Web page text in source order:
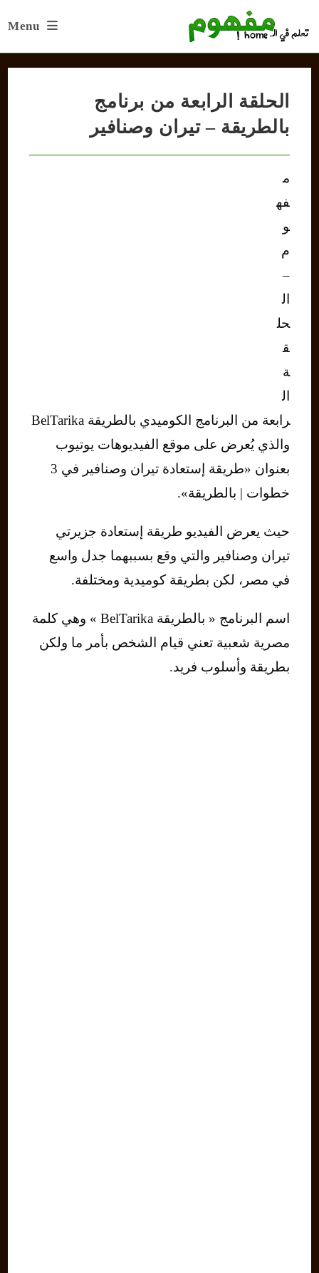
Menu
الحلقة الرابعة من برنامج
بالطريقة – تيران وصنافير
م
فه
و
م
–
ال
حل
ق
ة
ال
رابعة من البرنامج الكوميدي بالطريقة BelTarika
والذي يُعرض على موقع الفيديوهات يوتيوب
بعنوان «طريقة إستعادة تيران وصنافير في 3
خطوات | بالطريقة».
حيث يعرض الفيديو طريقة إستعادة جزيرتي
تيران وصنافير والتي وقع بسببهما جدل واسع
في مصر، لكن بطريقة كوميدية ومختلفة.
اسم البرنامج « بالطريقة BelTarika » وهي كلمة
مصرية شعبية تعني قيام الشخص بأمر ما ولكن
بطريقة وأسلوب فريد.